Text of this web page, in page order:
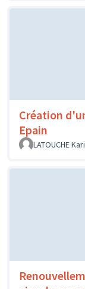
Création
Epain
LATOUCHE